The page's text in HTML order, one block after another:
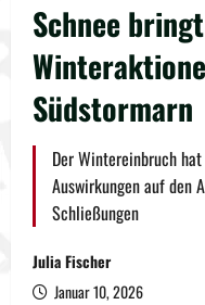
Schnee
Südstormarn
Der Wintereinbruch
Auswirkungen auf den
Schließungen
Julia Fischer
Januar 10, 2026